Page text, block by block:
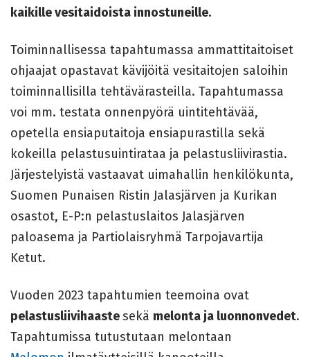
kaikille vesitaidoista innostuneille.
Toiminnallisessa tapahtumassa ammattitaitoiset
ohjaajat opastavat kävijöitä vesitaitojen saloihin
toiminnallisilla tehtävärasteilla. Tapahtumassa
voi mm. testata onnenpyörä uintitehtävää,
opetella ensiaputaitoja ensiapurastilla sekä
kokeilla pelastusuintirataa ja pelastusliivirastia.
Järjestelyistä vastaavat uimahallin henkilökunta,
Suomen Punaisen Ristin Jalasjärven ja Kurikan
osastot, E-P:n pelastuslaitos Jalasjärven
paloasema ja Partiolaisryhmä Tarpojavartija
Ketut.
Vuoden 2023 tapahtumien teemoina ovat
pelastusliivihaastesekä melonta ja luonnonvedet.
Tapahtumissa tutustutaan melontaan